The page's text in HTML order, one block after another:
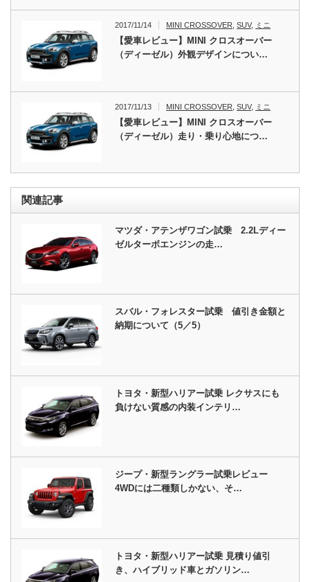
2017/11/14 MINI CROSSOVER ,SUV, ミニ
【愛車レビュー】MINI クロスオーバー
（ディーゼル）外観デザインについ…
2017/11/13 MINI CROSSOVER ,SUV, ミニ
【愛車レビュー】MINI クロスオーバー
（ディーゼル）走り・乗り心地につ…
関連記事
マツダ・アテンザワゴン試乗 2.2Lディー
ゼルターボエンジンの走…
スバル・フォレスター試乗 値引き金額と
納期について（5／5）
トヨタ・新型ハリアー試乗 レクサスにも
負けない質感の内装インテリ…
ジープ・新型ラングラー試乗レビュー
4WDには二種類しかない、そ…
トヨタ・新型ハリアー試乗 見積り値引
き、ハイブリッド車とガソリン…